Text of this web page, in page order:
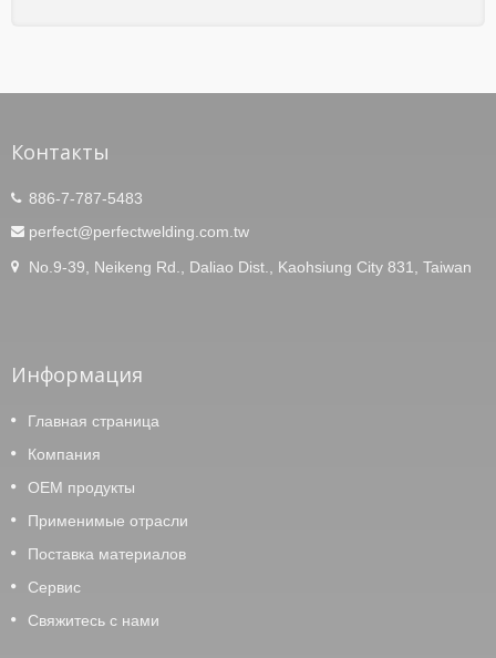
Контакты
886-7-787-5483
perfect@perfectwelding.com.tw
No.9-39, Neikeng Rd., Daliao Dist., Kaohsiung City 831, Taiwan
Информация
Главная страница
Компания
OEM продукты
Применимые отрасли
Поставка материалов
Сервис
Свяжитесь с нами